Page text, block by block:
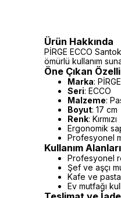
Ürün Hakkında
PİRGE ECCO
ömürlü kullanım
Öne Çıkan
Marka: PİRGE
Seri: ECCO
Malzeme:
Boyut: 17 cm
Renk: Kırmızı
Ergonomik
Profesyonel
Kullanım Alanları
Profesyonel
Şef ve aşçı
Kafe ve
Ev mutfağı